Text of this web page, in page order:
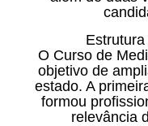
O Curso de
objetivo de
estado. A
formou
relevância